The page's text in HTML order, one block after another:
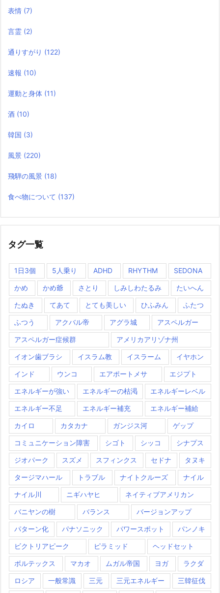
表情 (7)
言霊 (2)
通りすがり (122)
速報 (10)
運動と身体 (11)
酒 (10)
韓国 (3)
風景 (220)
飛騨の風景 (18)
食べ物について (137)
タグ一覧
1日3個 5人乗り ADHD RHYTHM SEDONA
かめ かめ爺 さとり しみしわたるみ たいへん
たぬき てあて とても美しい ひふみん ふたつ
ふつう アクバル帝 アグラ城 アスペルガー
アスペルガー症候群 アメリカアリゾナ州
イオン歯ブラシ イスラム教 イスラーム イヤホン
インド ウンコ エアポートメサ エジプト
エネルギーが強い エネルギーの枯渇 エネルギーレベル
エネルギー不足 エネルギー補充 エネルギー補給
カイロ カタカナ ガンジス河 ゲップ
コミュニケーション障害 シゴト シッコ シナプス
ジオパーク スズメ スフィンクス セドナ タヌキ
タージマハール トラブル ナイトクルーズ ナイル
ナイル川 ニギハヤヒ ネイティブアメリカン
バニヤンの樹 バランス バージョンアップ
パターン化 パナソニック パワースポット パンノキ
ビクトリアピーク ピラミッド ヘッドセット
ボルテックス マカオ ムガル帝国 ヨガ ラクダ
ロシア 一般常識 三元 三元エネルギー 三韓征伐